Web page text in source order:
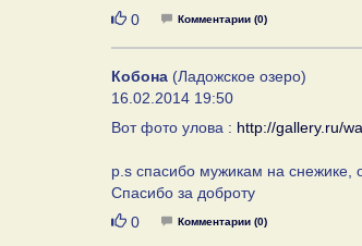
Нравится
0 Комментарии (0)
Кобона (Ладожское озеро)
16.02.2014 19:50
Вот фото улова : http://gallery.ru/
p.s спасибо мужикам на снежике,
Спасибо за доброту
Нравится
0 Комментарии (0)